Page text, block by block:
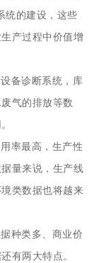
统的建设，这些
产过程中价值增
备诊断系统，库
气的排放等数
率最高，生产性
量来说，生产线
类数据也将越来
种类多、商业价
有两大特点。